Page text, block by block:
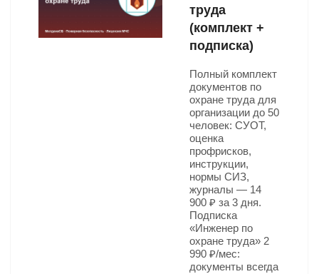
труда
(комплект +
подписка)
Полный комплект
документов по
охране труда для
организации до 50
человек: СУОТ,
оценка
профрисков,
инструкции,
нормы СИЗ,
журналы — 14
900 ₽ за 3 дня.
Подписка
«Инженер по
охране труда» 2
990 ₽/мес:
документы всегда